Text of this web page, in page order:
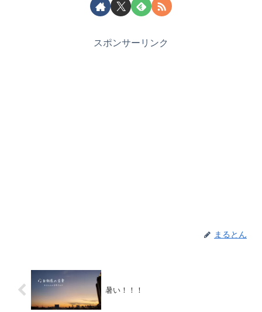
スポンサーリンク
まるとん
暑い！！！